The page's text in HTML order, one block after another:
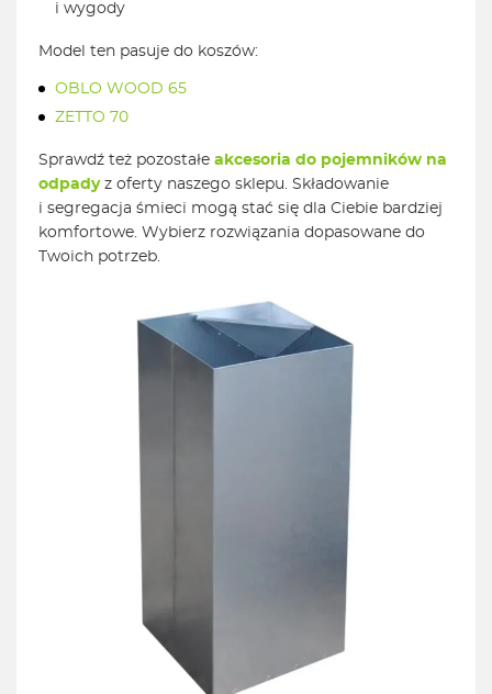
i wygody
Model ten pasuje do koszów:
OBLO WOOD 65
ZETTO 70
Sprawdź też pozostałe akcesoria do pojemników na
odpadyz oferty naszego sklepu. Składowanie
i segregacja śmieci mogą stać się dla Ciebie bardziej
komfortowe. Wybierz rozwiązania dopasowane do
Twoich potrzeb.